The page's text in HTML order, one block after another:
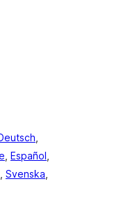
,
, Español,
, Svenska,